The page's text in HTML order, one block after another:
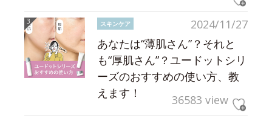
2024/11/27
スキンケア
あなたは“薄肌さん”？それと
も“厚肌さん”？ユードットシリ
ーズのおすすめの使い方、教
えます！
36583 view